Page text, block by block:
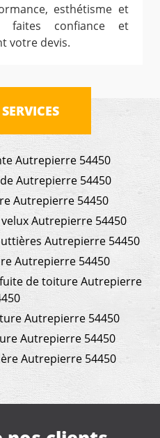
esthétisme et
faites confiance et
votre devis.
Autrepierre 54450
Autrepierre 54450
Autrepierre 54450
Autrepierre 54450
Autrepierre 54450
Autrepierre 54450
de toiture Autrepierre
Autrepierre 54450
Autrepierre 54450
Autrepierre 54450